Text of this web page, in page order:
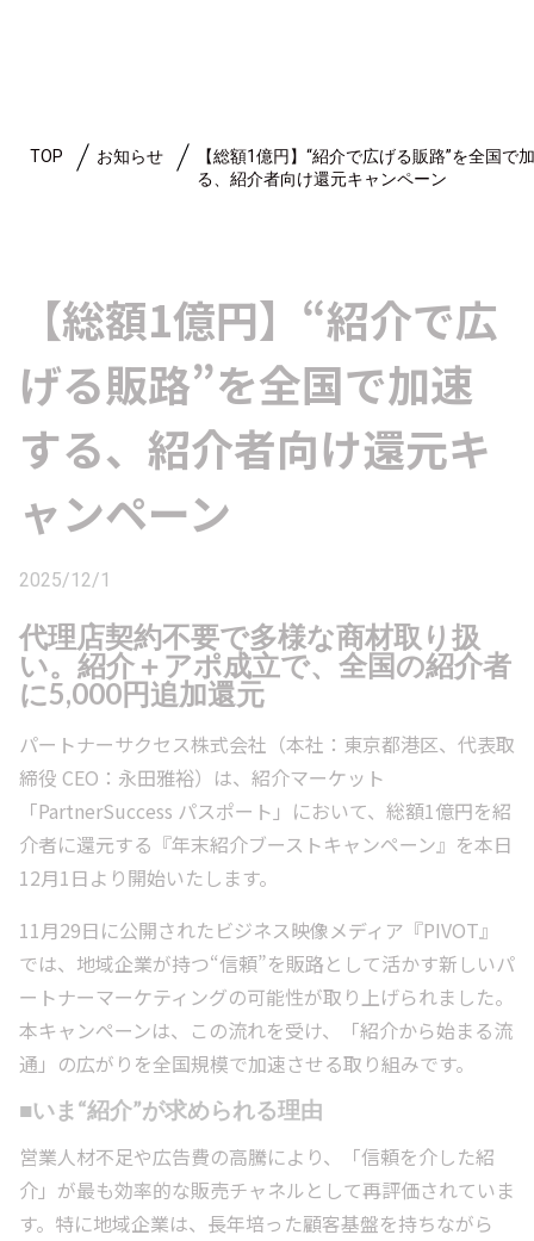
TOP お知らせ
【総額1億円】“紹介で広げる販路”を全国で
る、紹介者向け還元キャンペーン
【総額1億円】“紹介で広
げる販路”を全国で加速
する、紹介者向け還元キ
ャンペーン
2025/12/1
代理店契約不要で多様な商材取り扱
い。紹介＋アポ成立で、全国の紹介者
に5,000円追加還元
パートナーサクセス株式会社（本社：東京都港区、代表取
締役 CEO：永田雅裕）は、紹介マーケット
「PartnerSuccess パスポート」において、総額1億円を紹
介者に還元する『年末紹介ブーストキャンペーン』を本日
12月1日より開始いたします。
11月29日に公開されたビジネス映像メディア『PIVOT』
では、地域企業が持つ“信頼”を販路として活かす新しいパ
ートナーマーケティングの可能性が取り上げられました。
本キャンペーンは、この流れを受け、「紹介から始まる流
通」の広がりを全国規模で加速させる取り組みです。
■いま“紹介”が求められる理由
営業人材不足や広告費の高騰により、「信頼を介した紹
介」が最も効率的な販売チャネルとして再評価されていま
す。特に地域企業は、長年培った顧客基盤を持ちながら